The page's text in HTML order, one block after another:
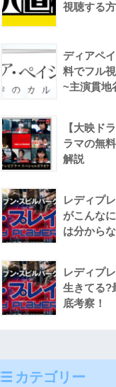
視聴する
ディアペ
料でフル
~主演貫地
【大映ド
ラマの無
解説
レディプ
がこんな
は分から
レディプ
生きてる?
底考察！
カテゴリー